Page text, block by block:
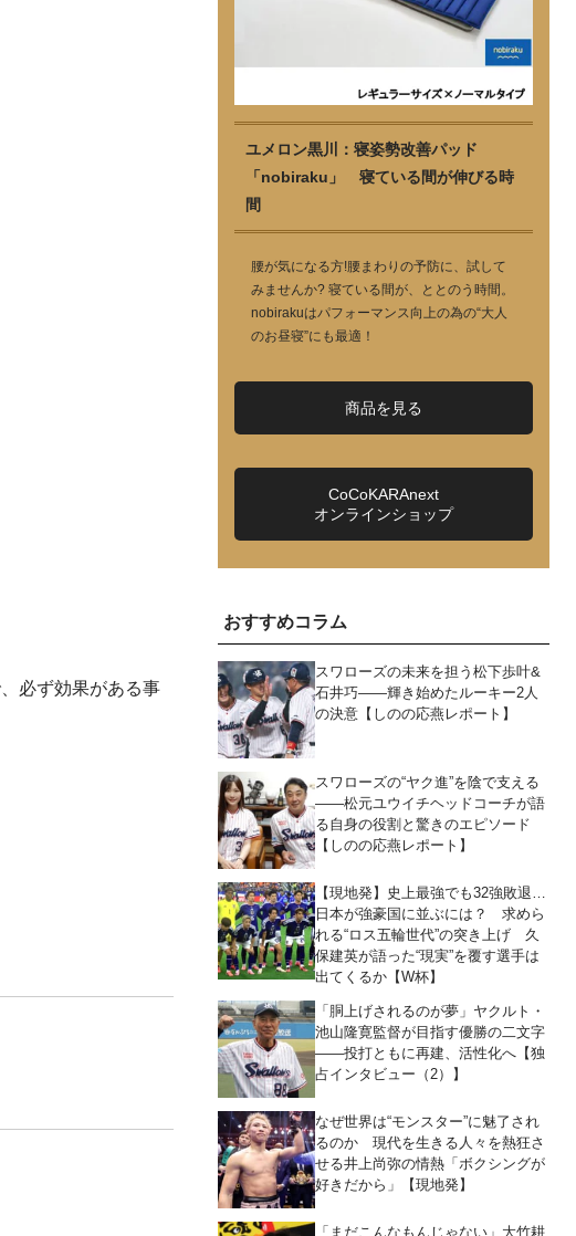
必ず効果がある事
ユメロン黒川：寝姿勢改善パッド
「nobiraku」 寝ている間が伸びる時
間
腰が気になる方!腰まわりの予防に、試して
みませんか? 寝ている間が、ととのう時間。
nobirakuはパフォーマンス向上の為の“大人
のお昼寝”にも最適！
商品を見る
CoCoKARAnext
オンラインショップ
おすすめコラム
スワローズの未来を担う松下歩叶&
石井巧――輝き始めたルーキー2人
の決意【しのの応燕レポート】
スワローズの“ヤク進”を陰で支える
――松元ユウイチヘッドコーチが語
る自身の役割と驚きのエピソード
【しのの応燕レポート】
【現地発】史上最強でも32強敗退…
日本が強豪国に並ぶには？ 求めら
れる“ロス五輪世代”の突き上げ 久
保建英が語った“現実”を覆す選手は
出てくるか【W杯】
「胴上げされるのが夢」ヤクルト・
池山隆寛監督が目指す優勝の二文字
――投打ともに再建、活性化へ【独
占インタビュー（2）】
なぜ世界は“モンスター”に魅了され
るのか 現代を生きる人々を熱狂さ
せる井上尚弥の情熱「ボクシングが
好きだから」【現地発】
「まだこんなもんじゃない」大竹耕